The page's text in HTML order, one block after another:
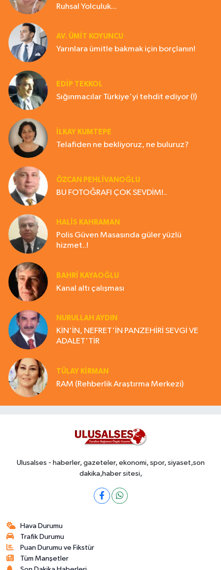
Ruhsal Yolculuk...
AV. ÜMIT KOYUNCU
Yarınlara ümitle bakmak için borçlanın!
EDIP TEKKOL
Sığınmacılar Türkiye'yi tehdit ediyor (!)
İLKAY KUMTEPE
Telafiden ne bekliyoruz, ne buluruz?
ÖZCAN PEHLİVANOĞLU
BU FOTOĞRAFI ÇOK SEVDİM!..
HALIS KAHRAMAN
Polis Güven Masasında güler yüzlü
hizmet..!
BAHRI KAYAOĞLU
Kanal altı çalışması
NURULLAH AYDIN
KİN'İN, NEFRET'İN PANZEHİRİ SEVGİ VE
ADALET'TİR
TÜLAY KİRMAN
RAM (Rehberlik Araştırma Merkezi)
Ulusalses - haberler, gazeteler, ekonomi, spor, siyaset,son
dakika,haber sitesi,
Hava Durumu
Trafik Durumu
Puan Durumu ve Fikstür
Tüm Manşetler